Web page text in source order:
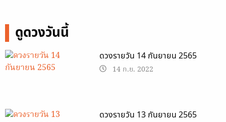
ดูดวงวันนี้
ดวงรายวัน 14 กันยายน 2565
14 ก.ย. 2022
ดวงรายวัน 13 กันยายน 2565